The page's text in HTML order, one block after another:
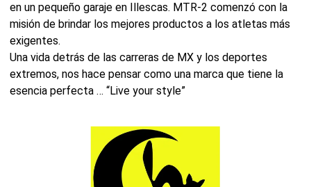
en un pequeño garaje en Illescas. MTR-2 comenzó con la
misión de brindar los mejores productos a los atletas más
exigentes.
Una vida detrás de las carreras de MX y los deportes
extremos, nos hace pensar como una marca que tiene la
esencia perfecta … “Live your style”